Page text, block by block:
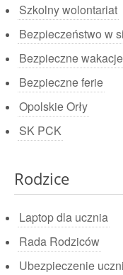
Szkolny wolontariat
Bezpieczeństwo w
Bezpieczne wakacje
Bezpieczne ferie
Opolskie Orły
SK PCK
Rodzice
Laptop dla ucznia
Rada Rodziców
Ubezpieczenie